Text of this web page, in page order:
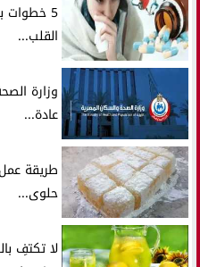
5
القلب...
وزارة
عادة...
طريقة
حلوى...
لا تكتفِ